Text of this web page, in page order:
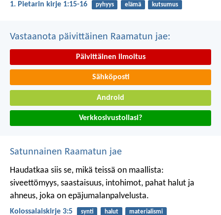
1. Pietarin kirje 1:15-16 pyhyys elämä kutsumus
Vastaanota päivittäinen Raamatun jae:
Päivittäinen ilmoitus
Sähköposti
Android
Verkkosivustollasi?
Satunnainen Raamatun jae
Haudatkaa siis se, mikä teissä on maallista:
siveettömyys, saastaisuus, intohimot, pahat halut ja
ahneus, joka on epäjumalanpalvelusta.
Kolossalaiskirje 3:5 synti halut materialismi